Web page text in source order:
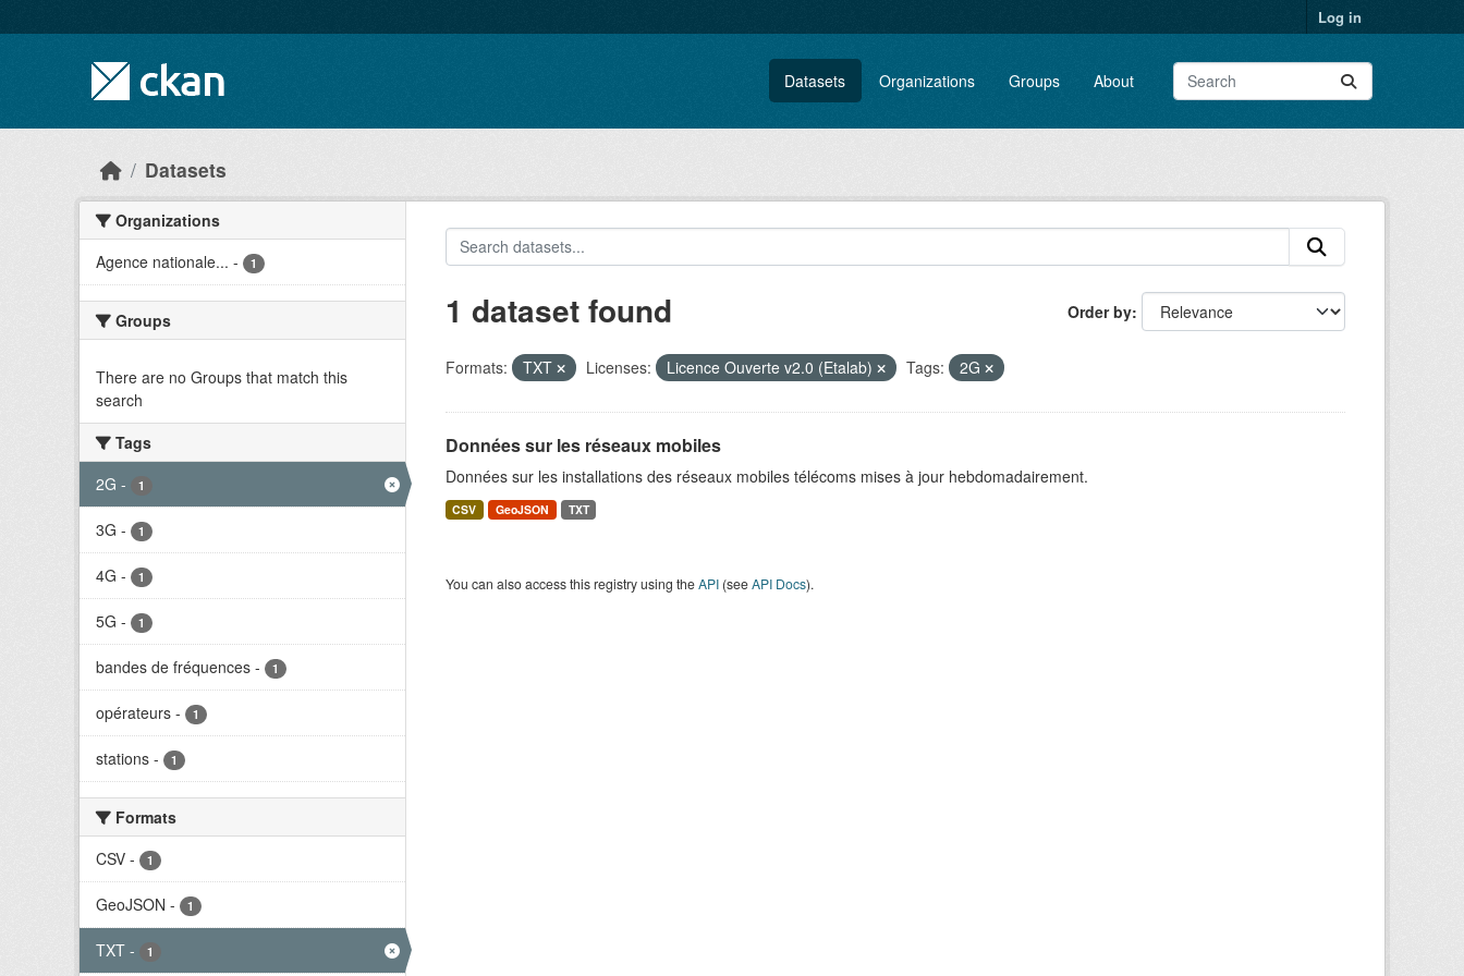
Log in
Datasets Organizations Groups About
Datasets
Organizations
Agence nationale... - 1
Groups
There are no Groups that match this
search
Tags
2G - 1
3G - 1
4G - 1
5G - 1
bandes de fréquences - 1
opérateurs - 1
stations - 1
Formats
CSV - 1
GeoJSON - 1
TXT - 1
Order by
1 dataset found
Formats: TXT Licenses: Licence Ouverte v2.0 (Etalab) Tags: 2G
Données sur les réseaux mobiles
Données sur les installations des réseaux mobiles télécoms mises à jour hebdomadairement.
CSV GeoJSON TXT
You can also access this registry using theAPI(seeAPI Docs).